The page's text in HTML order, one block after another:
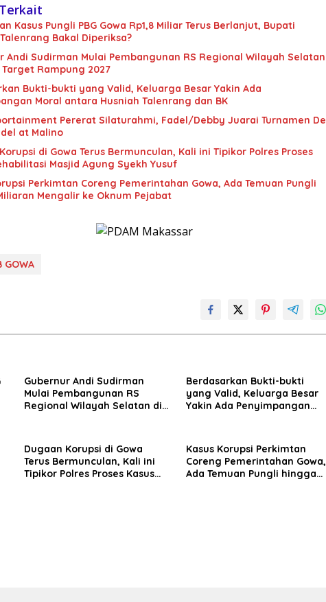
Kasus Pungli PBG Gowa Rp1,8 Miliar Terus Berlanjut, Bupati
Bakal Diperiksa?
Andi Sudirman Mulai Pembangunan RS Regional Wilayah Selatan
Target Rampung 2027
Bukti-bukti yang Valid, Keluarga Besar Yakin Ada
Moral antara Husniah Talenrang dan BK
Pererat Silaturahmi, Fadel/Debby Juarai Turnamen De
at Malino
di Gowa Terus Bermunculan, Kali ini Tipikor Polres Proses
Masjid Agung Syekh Yusuf
Perkimtan Coreng Pemerintahan Gowa, Ada Temuan Pungli
Mengalir ke Oknum Pejabat
GOWA
Gubernur Andi Sudirman
Mulai Pembangunan RS
Regional Wilayah Selatan di
Berdasarkan Bukti-bukti
yang Valid, Keluarga Besar
Yakin Ada Penyimpangan
Dugaan Korupsi di Gowa
Terus Bermunculan, Kali ini
Tipikor Polres Proses Kasus
Kasus Korupsi Perkimtan
Coreng Pemerintahan Gowa,
Ada Temuan Pungli hingga